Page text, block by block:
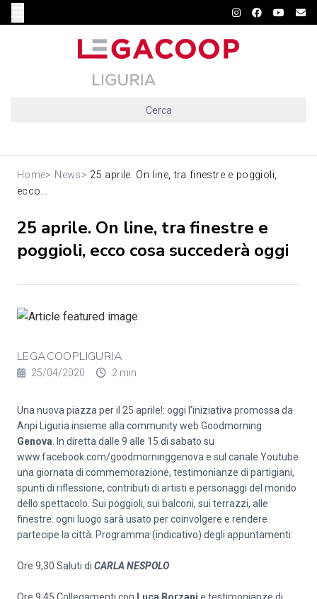
Cerca
Home> News> 25 aprile. On line, tra finestre e poggioli,
ecco...
25 aprile. On line, tra finestre e
poggioli, ecco cosa succederà oggi
LEGACOOPLIGURIA
25/04/2020 2 min
Una nuova piazza per il 25 aprile!: oggi l’iniziativa promossa da
Anpi Liguria insieme alla community web Goodmorning
Genova . In diretta dalle 9 alle 15 di sabato su
www.facebook.com/goodmorninggenova e sul canale Youtube
una giornata di commemorazione, testimonianze di partigiani,
spunti di riflessione, contributi di artisti e personaggi del mondo
dello spettacolo. Sui poggioli, sui balconi, sui terrazzi, alle
finestre: ogni luogo sarà usato per coinvolgere e rendere
partecipe la città. Programma (indicativo) degli appuntamenti:
Ore 9,30 Saluti di CARLA NESPOLO